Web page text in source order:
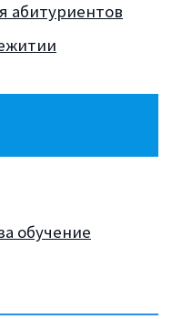
абитуриентов
обучение